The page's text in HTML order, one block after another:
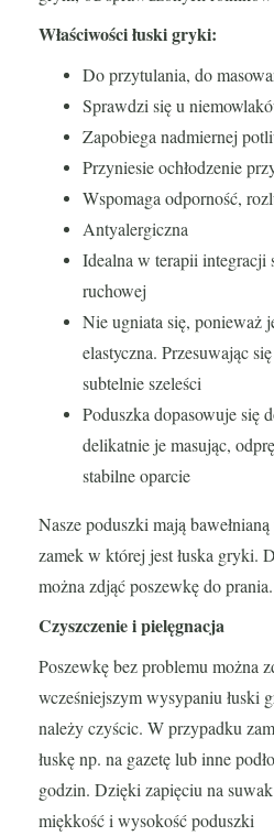
Właściwości łuski gryki:
Do przytulania, do
Sprawdzi się u
Zapobiega nadmiernej
Przyniesie ochłodzenie
Wspomaga odporność,
Antyalergiczna
Idealna w terapii integracji
ruchowej
Nie ugniata się, ponieważ
elastyczna. Przesuwając
subtelnie szeleści
Poduszka dopasowuje się
delikatnie je masując,
stabilne oparcie
Nasze poduszki mają
zamek w której jest łuska gryki.
można zdjąć poszewkę do prania.
Czyszczenie i pielęgnacja
Poszewkę bez problemu można
wcześniejszym wysypaniu łuski
należy czyścic. W przypadku
łuskę np. na gazetę lub inne
godzin. Dzięki zapięciu na
miękkość i wysokość poduszki